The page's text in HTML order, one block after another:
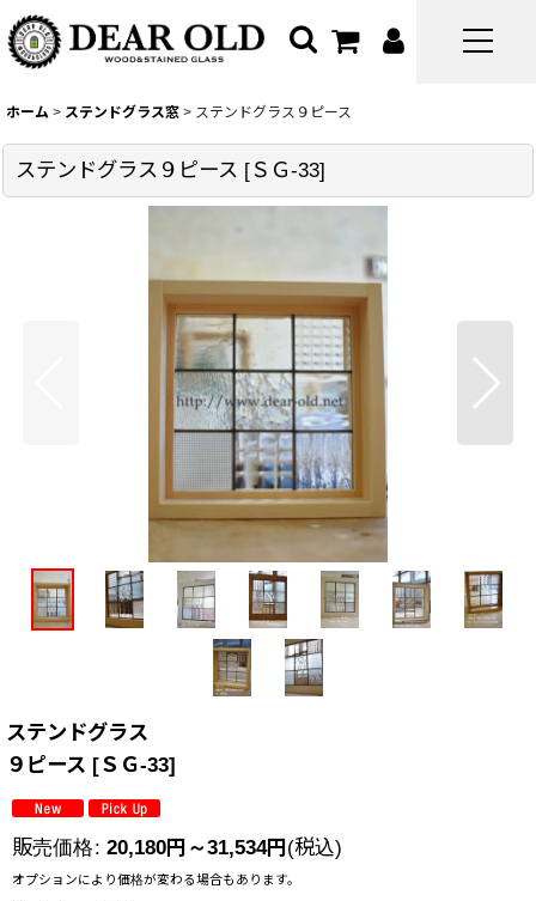
ホーム > ステンドグラス窓 > ステンドグラス９ピース
ステンドグラス９ピース [ＳＧ-33]
ステンドグラス
９ピース [ＳＧ-33]
販売価格: 20,180円 ～31,534円 (税込)
オプションにより価格が変わる場合もあります。